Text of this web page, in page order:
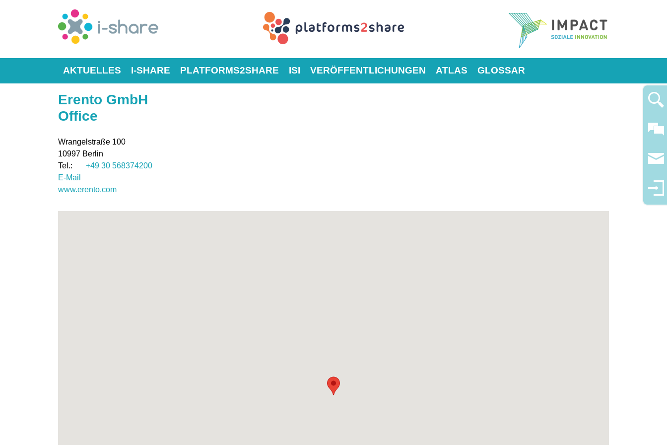
AKTUELLES I-SHARE PLATFORMS2SHARE ISI VERÖFFENTLICHUNGEN ATLAS GLOSSAR
Erento GmbH
Office
Wrangelstraße 100
10997 Berlin
+49 30 568374200
E-Mail
www.erento.com